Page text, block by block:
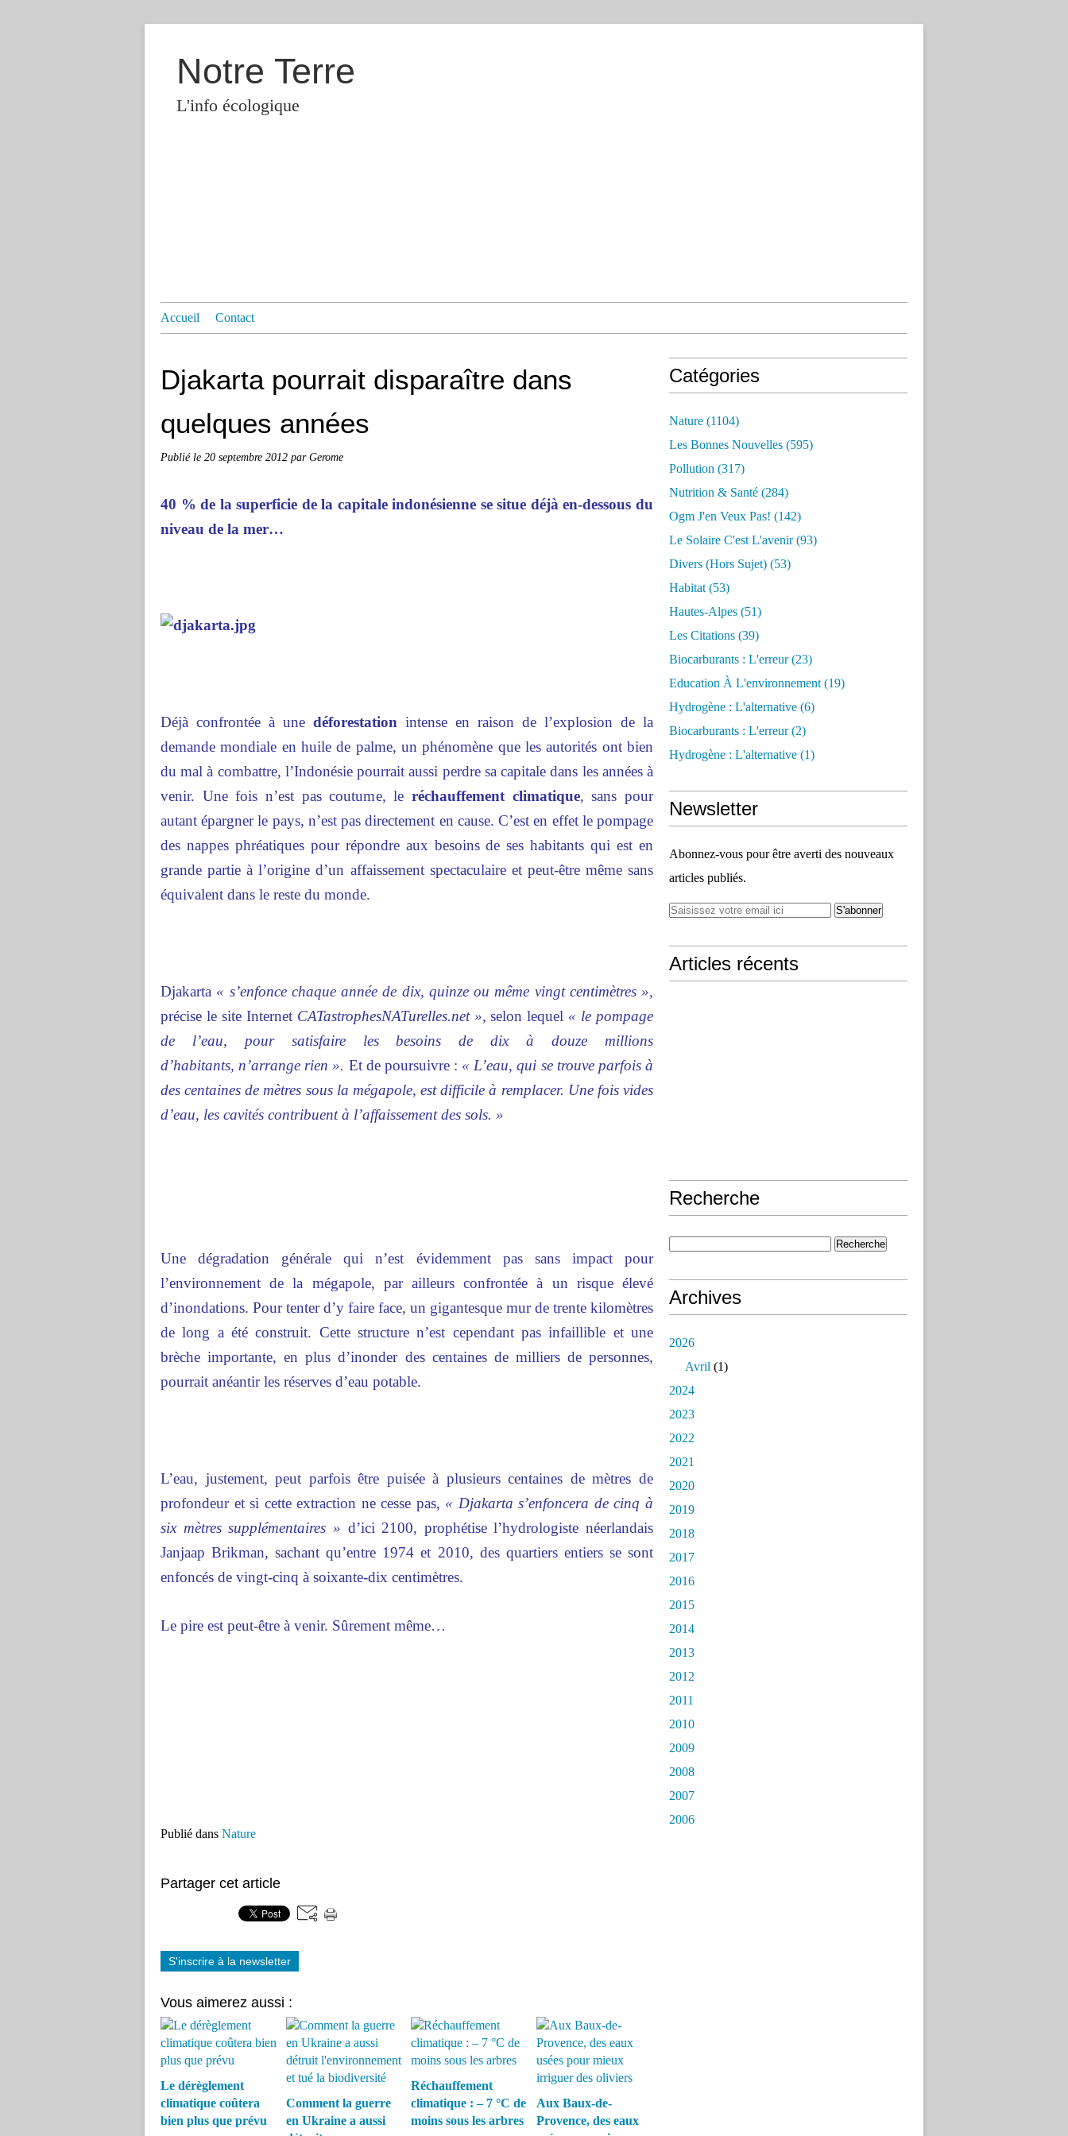
Notre Terre
L'info écologique
Accueil Contact
Djakarta pourrait disparaître dans
quelques années
Publié le 20 septembre 2012 par Gerome
40 % de la superficie de la capitale indonésienne se situe déjà en-dessous du
niveau de la mer…
Déjà confrontée à une déforestation intense en raison de l’explosion de la
demande mondiale en huile de palme, un phénomène que les autorités ont bien
du mal à combattre, l’Indonésie pourrait aussi perdre sa capitale dans les années à
venir. Une fois n’est pas coutume, le réchauffement climatique, sans pour
autant épargner le pays, n’est pas directement en cause. C’est en effet le pompage
des nappes phréatiques pour répondre aux besoins de ses habitants qui est en
grande partie à l’origine d’un affaissement spectaculaire et peut-être même sans
équivalent dans le reste du monde.
Djakarta « s’enfonce chaque année de dix, quinze ou même vingt centimètres »,
précise le site Internet CATastrophesNATurelles.net », selon lequel « le pompage
de l’eau, pour satisfaire les besoins de dix à douze millions
d’habitants, n’arrange rien ». Et de poursuivre : « L’eau, qui se trouve parfois à
des centaines de mètres sous la mégapole, est difficile à remplacer. Une fois vides
d’eau, les cavités contribuent à l’affaissement des sols. »
Une dégradation générale qui n’est évidemment pas sans impact pour
l’environnement de la mégapole, par ailleurs confrontée à un risque élevé
d’inondations. Pour tenter d’y faire face, un gigantesque mur de trente kilomètres
de long a été construit. Cette structure n’est cependant pas infaillible et une
brèche importante, en plus d’inonder des centaines de milliers de personnes,
pourrait anéantir les réserves d’eau potable.
L’eau, justement, peut parfois être puisée à plusieurs centaines de mètres de
profondeur et si cette extraction ne cesse pas, « Djakarta s’enfoncera de cinq à
six mètres supplémentaires » d’ici 2100, prophétise l’hydrologiste néerlandais
Janjaap Brikman, sachant qu’entre 1974 et 2010, des quartiers entiers se sont
enfoncés de vingt-cinq à soixante-dix centimètres.
Le pire est peut-être à venir. Sûrement même…
Publié dans Nature
Partager cet article
S'inscrire à la newsletter
Vous aimerez aussi :
Le dérèglement
climatique coûtera
bien plus que prévu
Comment la guerre
en Ukraine a aussi
Réchauffement
climatique : – 7 °C de
moins sous les arbres
Aux Baux-de-
Provence, des eaux
Catégories
Nature (1104)
Les Bonnes Nouvelles (595)
Pollution (317)
Nutrition & Santé (284)
Ogm J'en Veux Pas! (142)
Le Solaire C'est L'avenir(93)
Divers (hors Sujet) (53)
Habitat (53)
Hautes-Alpes (51)
Les Citations (39)
Biocarburants : L'erreur(23)
Education À L'environnement (19)
Hydrogène : L'alternative (6)
Biocarburants : L'erreur(2)
Hydrogène : L'alternative (1)
Newsletter
Abonnez-vous pour être averti des nouveaux
articles publiés.
Articles récents
Recherche
Archives
2026
Avril (1)
2024
2023
2022
2021
2020
2019
2018
2017
2016
2015
2014
2013
2012
2011
2010
2009
2008
2007
2006